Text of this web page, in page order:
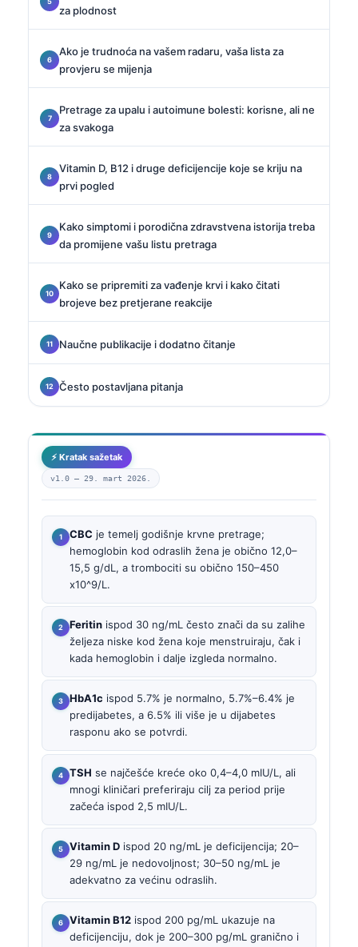
za plodnost
Ako je trudnoća na vašem radaru, vaša lista za
provjeru se mijenja
Pretrage za upalu i autoimune bolesti: korisne, ali ne
za svakoga
Vitamin D, B12 i druge deficijencije koje se kriju na
prvi pogled
Kako simptomi i porodična zdravstvena istorija treba
da promijene vašu listu pretraga
Kako se pripremiti za vađenje krvi i kako čitati
brojeve bez pretjerane reakcije
Naučne publikacije i dodatno čitanje
Često postavljana pitanja
⚡ Kratak sažetak
v1.0 — 29. mart 2026.
CBC je temelj godišnje krvne pretrage;
hemoglobin kod odraslih žena je obično 12,0–
15,5 g/dL, a trombociti su obično 150–450
x10^9/L.
Feritin ispod 30 ng/mL često znači da su zalihe
željeza niske kod žena koje menstruiraju, čak i
kada hemoglobin i dalje izgleda normalno.
HbA1c ispod 5.7% je normalno, 5.7%–6.4% je
predijabetes, a 6.5% ili više je u dijabetes
rasponu ako se potvrdi.
TSH se najčešće kreće oko 0,4–4,0 mIU/L, ali
mnogi kliničari preferiraju cilj za period prije
začeća ispod 2,5 mIU/L.
Vitamin D ispod 20 ng/mL je deficijencija; 20–
29 ng/mL je nedovoljnost; 30–50 ng/mL je
adekvatno za većinu odraslih.
Vitamin B12 ispod 200 pg/mL ukazuje na
deficijenciju, dok je 200–300 pg/mL granično i